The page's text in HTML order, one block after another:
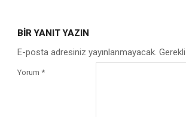
05
BIR YANIT YAZIN
E-posta adresiniz yayınlanmayacak.
Yorum *